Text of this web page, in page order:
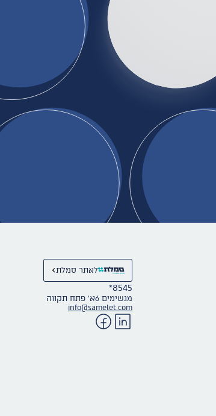
*8545
מגשימים 6א׳ פתח תקווה
info@samelet.com
לאתר סמלת